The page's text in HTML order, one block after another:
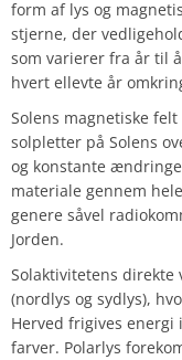
form af lys og
stjerne, der
som varierer fra år til
hvert ellevte år
Solens magnetiske
solpletter på Solens
og konstante
materiale gennem
genere såvel
Jorden.
Solaktivitetens direkte
(nordlys og sydlys),
Herved frigives
farver. Polarlys